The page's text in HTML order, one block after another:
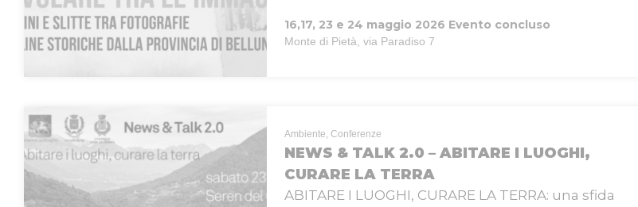
16,17, 23 e 24 maggio 2026 Evento concluso
Monte di Pietà, via Paradiso 7
Ambiente, Conferenze
NEWS & TALK 2.0 – ABITARE I LUOGHI,
CURARE LA TERRA
ABITARE I LUOGHI, CURARE LA TERRA: una sfida